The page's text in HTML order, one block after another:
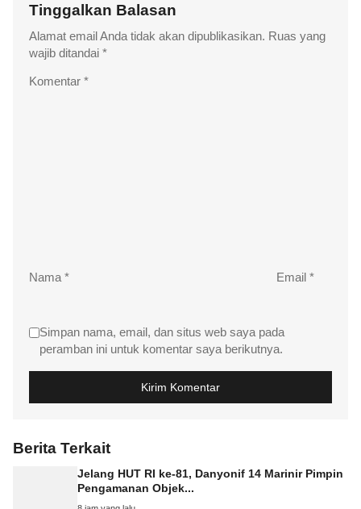
Tinggalkan Balasan
Alamat email Anda tidak akan dipublikasikan. Ruas yang
wajib ditandai *
Komentar *
Nama* Email *
Simpan nama, email, dan situs web saya pada
peramban ini untuk komentar saya berikutnya.
Berita Terkait
Jelang HUT RI ke-81, Danyonif 14 Marinir Pimpin
Pengamanan Objek...